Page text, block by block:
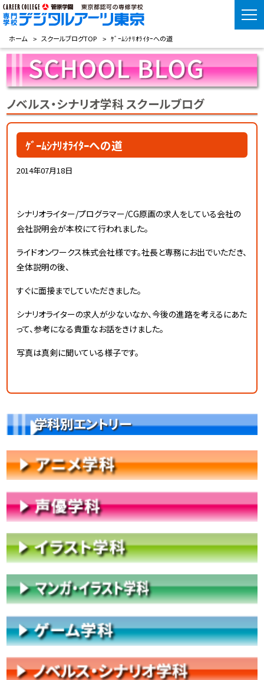
ホーム スクールブログTOP ｹﾞｰﾑｼﾅﾘｵﾗｲﾀｰへの道
学科別エントリー
ノベルス・シナリオ学科 スクールブログ
ｹﾞｰﾑｼﾅﾘｵﾗｲﾀｰへの道
2014年07月18日
シナリオライター/プログラマー/CG原画の求人をしている会社の
会社説明会が本校にて行われました。
ライドオンワークス株式会社様です。社長と専務にお出でいただき、
全体説明の後、
すぐに面接までしていただきました。
シナリオライターの求人が少ないなか、今後の進路を考えるにあた
って、参考になる貴重なお話をきけました。
写真は真剣に聞いている様子です。